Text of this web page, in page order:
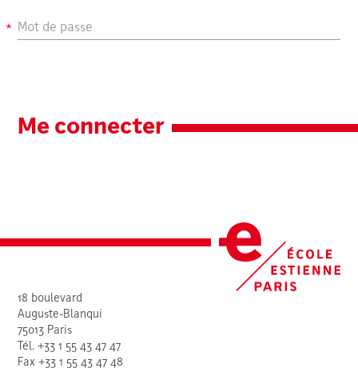
Mot de passe
Me connecter
18 boulevard
Auguste-Blanqui
75013 Paris
Tél. +33 1 55 43 47 47
Fax +33 1 55 43 47 48